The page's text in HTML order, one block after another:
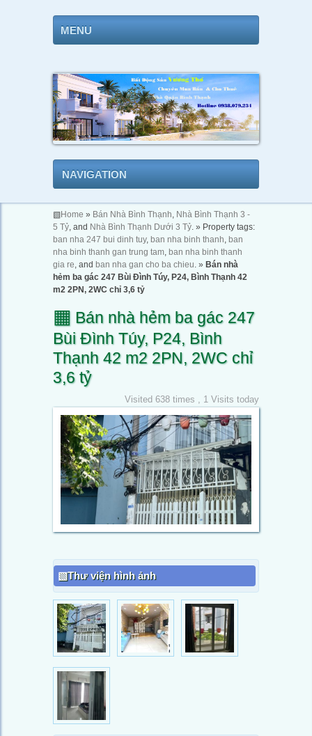
MENU
NAVIGATION
▧Home » Bán Nhà Bình Thạnh, Nhà Bình Thạnh 3 -
5 Tỷ, and Nhà Bình Thạnh Dưới 3 Tỷ. » Property tags:
ban nha 247 bui dinh tuy, ban nha binh thanh, ban
nha binh thanh gan trung tam, ban nha binh thanh
gia re, and ban nha gan cho ba chieu. » Bán nhà
hẻm ba gác 247 Bùi Đình Túy, P24, Bình Thạnh 42
m2 2PN, 2WC chỉ 3,6 tỷ
▦ Bán nhà hẻm ba gác 247
Bùi Đình Túy, P24, Bình
Thạnh 42 m2 2PN, 2WC chỉ
3,6 tỷ
Visited 638 times , 1 Visits today
Thư viện hình ảnh